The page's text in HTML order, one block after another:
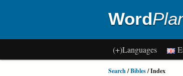
Word
(+)Languages
Search/Bibles/ Index